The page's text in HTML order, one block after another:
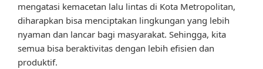
mengatasi kemacetan lalu lintas di Kota Metropolitan,
diharapkan bisa menciptakan lingkungan yang lebih
nyaman dan lancar bagi masyarakat. Sehingga, kita
semua bisa beraktivitas dengan lebih efisien dan
produktif.